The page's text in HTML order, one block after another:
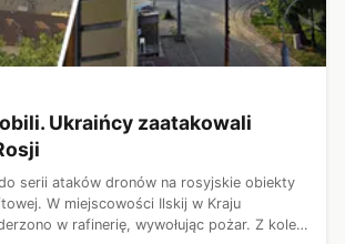
Ukraińcy zaatakowali
serii ataków dronów na rosyjskie obiekty
W miejscowości Ilskij w Kraju
w rafinerię, wywołując pożar. Z kolei